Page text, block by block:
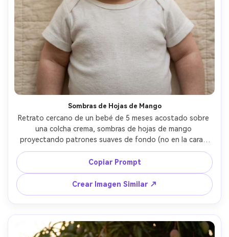
Sombras de Hojas de Mango
Retrato cercano de un bebé de 5 meses acostado sobre
una colcha crema, sombras de hojas de mango
proyectando patrones suaves de fondo (no en la cara),
bebé con gorro mostaza de punto y body blanco, luz
brillante de ventana, Canon EOS R6, 50mm f/1.2, ángulo
zenital, contraste suave, detalle fotorrealista, ambiente
sereno --ar 4:5
Copiar Prompt
Crear Imagen Similar ↗